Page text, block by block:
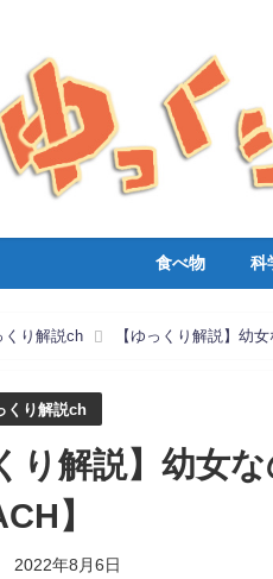
食べ物 科
くり解説ch 【ゆっくり解説】幼
くり解説ch
り解説】幼女
】
2022年8月6日